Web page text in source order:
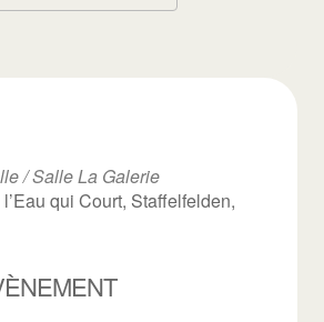
/ Salle La Galerie
qui Court, Staffelfelden,